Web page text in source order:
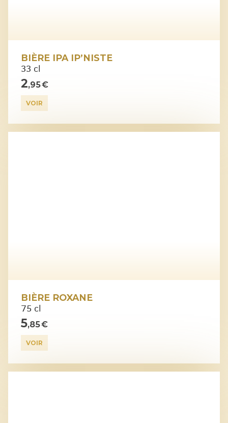
BIÈRE IPA IP’NISTE
33 cl
2,95 €
VOIR
BIÈRE ROXANE
75 cl
5,85 €
VOIR